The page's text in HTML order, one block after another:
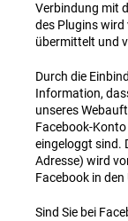
Verbindung mit
des Plugins
übermittelt und
Durch die
Information,
unseres
Facebook-
eingeloggt sind.
Adresse) wird
Facebook in
Sind Sie bei